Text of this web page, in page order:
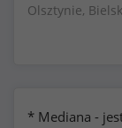
Olsztynie,
* Mediana -